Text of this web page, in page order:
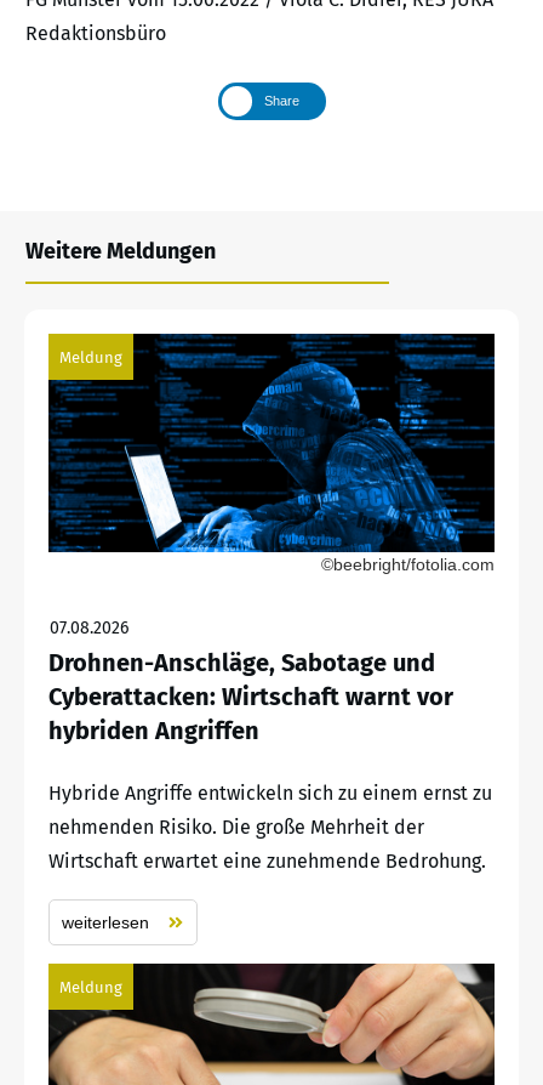
Redaktionsbüro
Share
Weitere Meldungen
Meldung
©beebright/fotolia.com
07.08.2026
Drohnen-Anschläge, Sabotage und
Cyberattacken: Wirtschaft warnt vor
hybriden Angriffen
Hybride Angriffe entwickeln sich zu einem ernst zu
nehmenden Risiko. Die große Mehrheit der
Wirtschaft erwartet eine zunehmende Bedrohung.
weiterlesen
Meldung